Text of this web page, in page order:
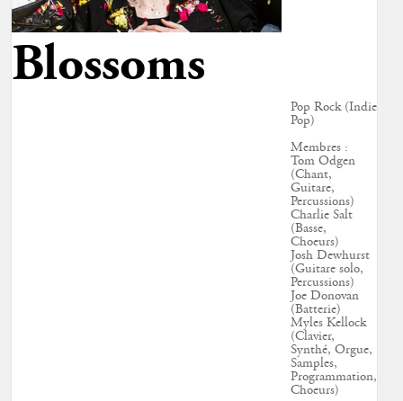
Blossoms
Pop Rock (Indie
Pop)
Membres :
Tom Odgen
(Chant,
Guitare,
Percussions)
Charlie Salt
(Basse,
Choeurs)
Josh Dewhurst
(Guitare solo,
Percussions)
Joe Donovan
(Batterie)
Myles Kellock
(Clavier,
Synthé, Orgue,
Samples,
Programmation,
Choeurs)